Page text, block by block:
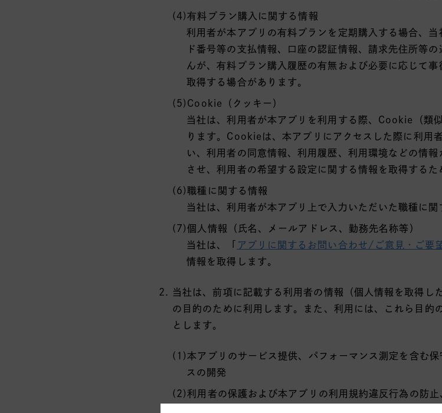
(4)有料プラン購入に関する情報
利用者が本アプリの有料プランを定期購入する場合、
ド番号等の支払情報、口座の認証情報、請求先住所等
んが、有料プラン購入履歴の有無および必要に応じて
取得する場合があります。
(5)Cookie（クッキー）
当社は、利用者が本アプリを利用する際、Cookie（類
ります。Cookieは、本アプリにアクセスした際に利用
い、利用者の同意情報、利用履歴、利用環境などの情
させ、利用者の希望する設定に関する情報を取得するた
(6)職種に関する情報
当社は、利用者が本アプリ上で入力いただいた職種に関
(7)個人情報（氏名、メールアドレス、勤務先名称等）
当社は、「 アプリに関するお問い合わせ/ご意見・ご要
情報を取得します。
当社は、前項に記載する利用者の情報（個人情報を取得し
の目的のために利用します。また、利用には、これら目的
とします。
(1)本アプリのサービス提供、パフォーマンス測定を含む
スの開発
(2)利用者の保護および本アプリの利用規約違反行為の防止